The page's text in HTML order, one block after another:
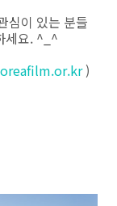
심이 있는 분들
세요. ^_^
)